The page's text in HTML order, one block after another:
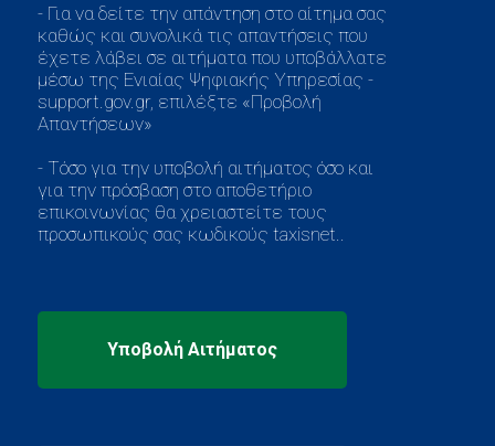
- Για να δείτε την απάντηση στο αίτημα σας
καθώς και συνολικά τις απαντήσεις που
έχετε λάβει σε αιτήματα που υποβάλλατε
μέσω της Ενιαίας Ψηφιακής Υπηρεσίας -
support.gov.gr, επιλέξτε «Προβολή
Απαντήσεων»
- Τόσο για την υποβολή αιτήματος όσο και
για την πρόσβαση στο αποθετήριο
επικοινωνίας θα χρειαστείτε τους
προσωπικούς σας κωδικούς taxisnet..